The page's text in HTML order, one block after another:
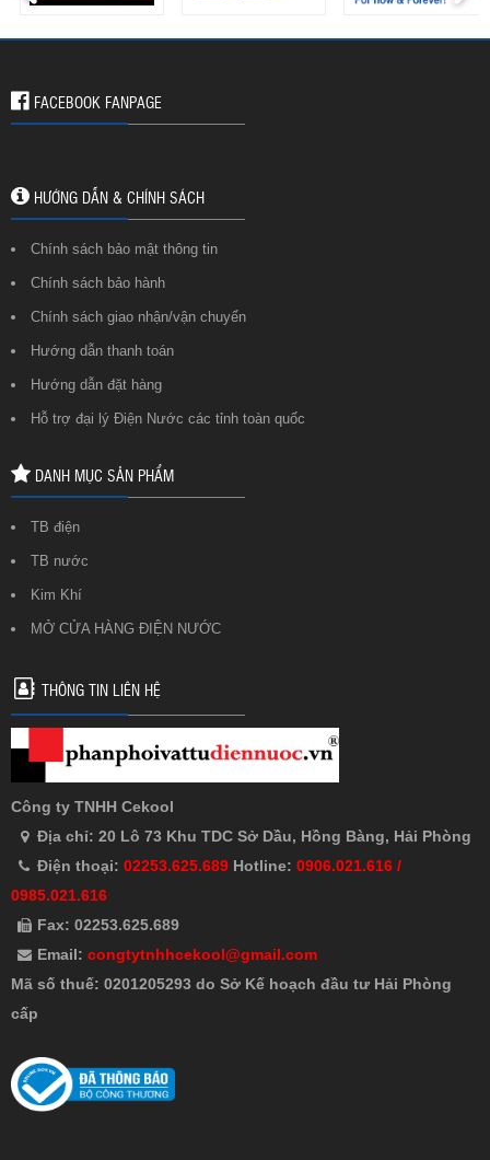
FACEBOOK FANPAGE
HƯỚNG DẪN & CHÍNH SÁCH
Chính sách bảo mật thông tin
Chính sách bảo hành
Chính sách giao nhận/vận chuyển
Hướng dẫn thanh toán
Hướng dẫn đặt hàng
Hỗ trợ đại lý Điện Nước các tỉnh toàn quốc
DANH MỤC SẢN PHẨM
TB điện
TB nước
Kim Khí
MỞ CỬA HÀNG ĐIỆN NƯỚC
THÔNG TIN LIÊN HỆ
Công ty TNHH Cekool
Địa chỉ: 20 Lô 73 Khu TDC Sở Dầu, Hồng Bàng, Hải Phòng
Điện thoại: 02253.625.689 Hotline: 0906.021.616 /
0985.021.616
Fax: 02253.625.689
Email: congtytnhhcekool@gmail.com
Mã số thuế: 0201205293 do Sở Kế hoạch đầu tư Hải Phòng
cấp